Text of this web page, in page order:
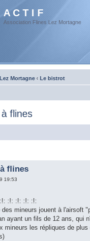
A C T I F
Association Flines Lez Mortagne
Mortagne ‹ Le bistrot
flines
flines
19:53
:!: :!: :!: :!:
des mineurs jouent à l'airsoft
ayant un fils de 12 ans, qui
mineurs les répliques de